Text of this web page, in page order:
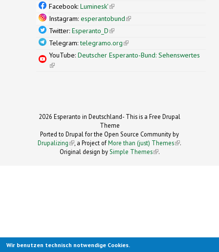
Facebook: Luminesk'(link is external)
Instagram: esperantobund(link is external)
Twitter: Esperanto_D(link is external)
Telegram:telegramo.org(link is external)
YouTube: Deutscher Esperanto-Bund: Sehenswertes
(link is external)
2026 Esperanto in Deutschland- This is a Free Drupal
Theme
Ported to Drupal for the Open Source Community by
Drupalizing(link is external)
, a Project ofMore than (just) Themes (link is
.
Original design by Simple Themes
(link is
.
Wir benutzen technisch notwendige Cookies.